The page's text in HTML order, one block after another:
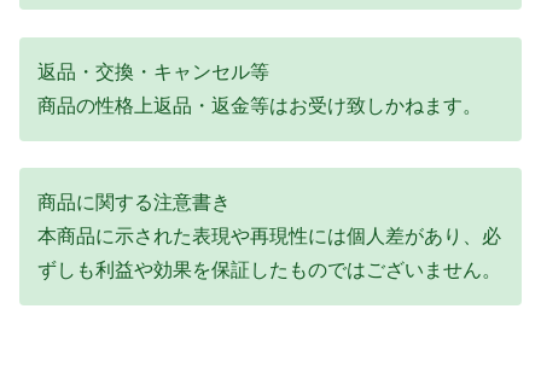
返品・交換・キャンセル等
商品の性格上返品・返金等はお受け致しかねます。
商品に関する注意書き
本商品に示された表現や再現性には個人差があり、必
ずしも利益や効果を保証したものではございません。